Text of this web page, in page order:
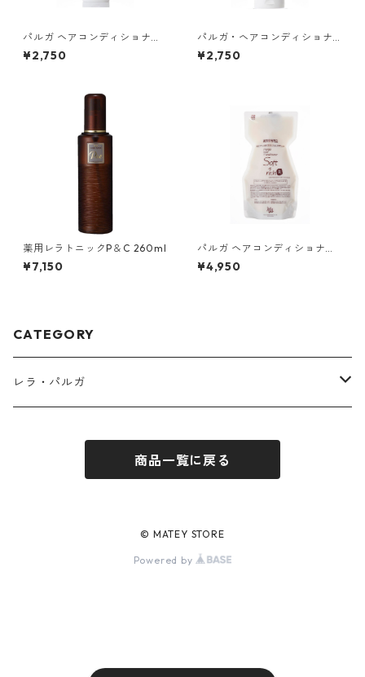
パルガ ヘアコンディショナー
ソフト＆リッチR（本体 210
g）
¥2,750
パルガ・ヘアコンディショナ
ー アクア＆リッチ（本体 210
g)
¥2,750
薬用レラトニックP＆C 260ml
¥7,150
パルガ ヘアコンディショナー
ソフト＆リッチR（詰替用 50
0g）
¥4,950
CATEGORY
レラ・パルガ
トリートメント
商品一覧に戻る
© MATEY STORE
Powered by